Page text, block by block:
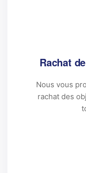
Rachat
Nous vous
rachat des